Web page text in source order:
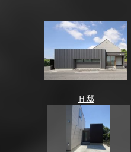
Ｈ邸